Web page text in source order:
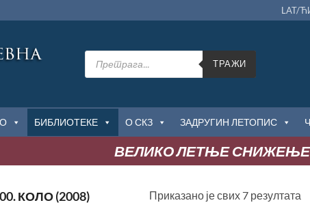
LAT/
Products
search
ТРАЖИ
БИБЛИОТЕКЕ О СКЗ ЗАДРУГИН ЛЕТОПИС
ВЕЛИКО ЛЕТЊЕ СНИЖЕЊЕ
КОЛО (2008) Приказано је свих 7 резултата